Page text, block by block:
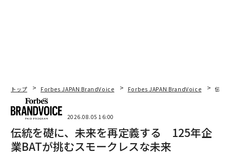
トップ Forbes JAPAN BrandVoice Forbes JAPAN BrandVoice 伝統
2026.08.05 16:00
伝統を礎に、未来を再定義する 125年企
業BATが挑むスモークレスな未来